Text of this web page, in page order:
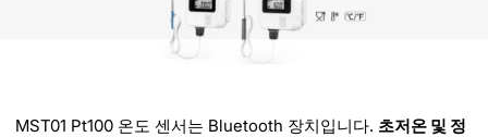
MST01 Pt100 온도 센서는 Bluetooth 장치입니다. 초저온 및 정